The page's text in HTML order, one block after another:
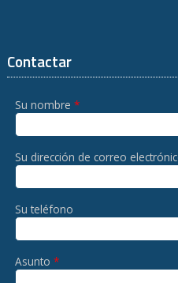
Contactar
Su nombre *
Su dirección de correo
Su teléfono
Asunto *